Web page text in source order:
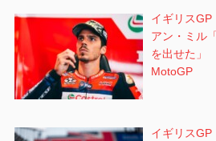
イギリス
アン・ミル
を出せた」
MotoGP
イギリス